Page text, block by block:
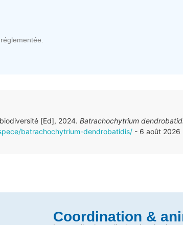
[Ed], 2024. Batrachochytrium
batrachochytrium-dendrobatidis/ - 6 août 2026
Coordination &